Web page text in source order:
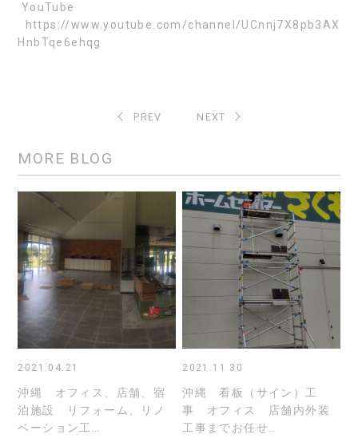
YouTube
https://www.youtube.com/channel/UCnnj7X8pb3AX
HnbTqe6ehqg
PREV NEXT
MORE BLOG
2021.04.21
沖縄 オフィス、店舗、宿
泊施設 リフォーム、リノ
ベーション工…
2021.11.30
沖縄 看板（サイン）工
事 オフィス 店舗内外装
工事までお任せ…